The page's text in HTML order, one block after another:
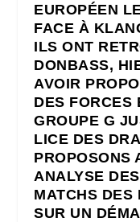
EUROPÉEN
FACE À
ILS ONT
DONBASS,
AVOIR
DES FORCES
GROUPE G
LICE DES
PROPOSONS
ANALYSE
MATCHS DES
SUR UN